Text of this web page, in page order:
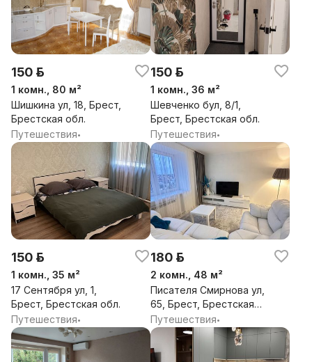
150 р.
1 комн., 80 м²
Шишкина ул, 18, Брест,
Брестская обл.
Путешествия•
150 р.
1 комн., 36 м²
Шевченко бул, 8/1,
Брест, Брестская обл.
Путешествия•
150 р.
1 комн., 35 м²
17 Сентября ул, 1,
Брест, Брестская обл.
Путешествия•
180 р.
2 комн., 48 м²
Писателя Смирнова ул,
65, Брест, Брестская
обл.
Путешествия•